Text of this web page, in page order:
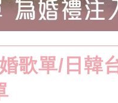
歌單/日韓